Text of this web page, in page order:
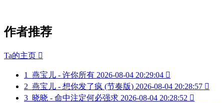
作者推荐
Ta的主页 
1 燕宝儿 - 许你所有 2026-08-04 20:29:04 
2 燕宝儿 - 想你发了疯 (节奏版) 2026-08-04 20:28:57 
3 晓晓 - 命中注定何必强求 2026-08-04 20:28:52 